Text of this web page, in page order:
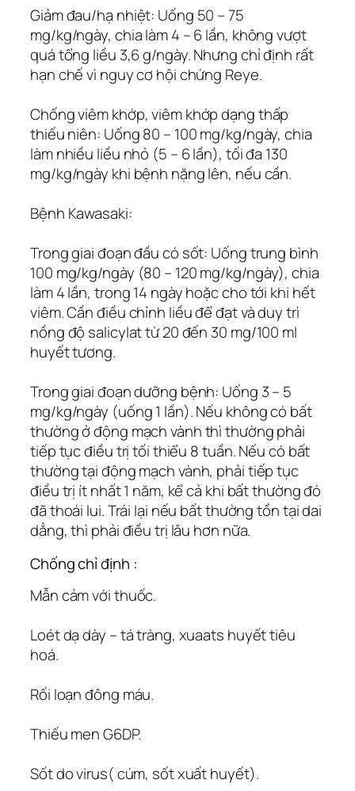
Giảm đau/hạ nhiệt: Uống 50 – 75
mg/kg/ngày, chia làm 4 – 6 lần, không vượt
quá tổng liều 3,6 g/ngày. Nhưng chỉ định rất
hạn chế vì nguy cơ hội chứng Reye.
Chống viêm khớp, viêm khớp dạng thấp
thiếu niên: Uống 80 – 100 mg/kg/ngày, chia
làm nhiều liều nhỏ (5 – 6 lần), tối đa 130
mg/kg/ngày khi bệnh nặng lên, nếu cần.
Bệnh Kawasaki:
Trong giai đoạn đầu có sốt: Uống trung bình
100 mg/kg/ngày (80 – 120 mg/kg/ngày), chia
làm 4 lần, trong 14 ngày hoặc cho tới khi hết
viêm. Cần điều chỉnh liều để đạt và duy trì
nồng độ salicylat từ 20 đến 30 mg/100 ml
huyết tương.
Trong giai đoạn dưỡng bệnh: Uống 3 – 5
mg/kg/ngày (uống 1 lần). Nếu không có bất
thường ở động mạch vành thì thường phải
tiếp tục điều trị tối thiểu 8 tuần. Nếu có bất
thường tại động mạch vành, phải tiếp tục
điều trị ít nhất 1 năm, kể cả khi bất thường đó
đã thoái lui. Trái lại nếu bất thường tồn tại dai
dẳng, thì phải điều trị lâu hơn nữa.
Chống chỉ định :
Mẫn cảm với thuốc.
Loét dạ dày – tá tràng, xuaats huyết tiêu
hoá.
Rối loạn đông máu.
Thiếu men G6DP.
Sốt do virus( cúm, sốt xuất huyết).